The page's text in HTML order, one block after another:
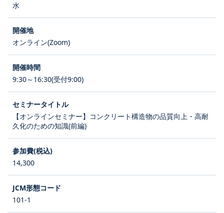
水
オンライン(Zoom)
9:30～16:30(受付9:00)
【オンラインセミナー】コンクリート構造物の品質向上・高耐
久化のための知識(前編)
14,300
101-1